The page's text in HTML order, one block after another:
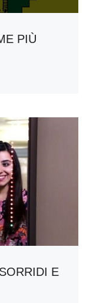
PIÙ
E